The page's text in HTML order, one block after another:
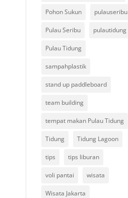
Pohon Sukun pulauseribu
Pulau Seribu pulautidung
Pulau Tidung
sampahplastik
stand up paddleboard
team building
tempat makan Pulau Tidung
Tidung Tidung Lagoon
tips tips liburan
voli pantai wisata
Wisata Jakarta